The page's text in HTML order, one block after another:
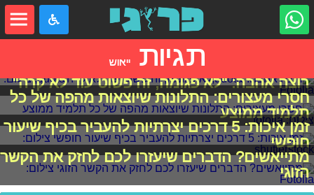
תגיותייאוש
רוצה אהבה: "לא פגומה, זה פשוט עוד לא קרה"
חסרי מעצורים: התלונות שיוצאות מהפה של כל
תלמיד ממוצע
זמן איכות: 5 דרכים יצרתיות להעביר בכיף שיעור
חופשי
מתייאשים? הדברים שיעזרו לכם לחזק את הקשר
הזוגי